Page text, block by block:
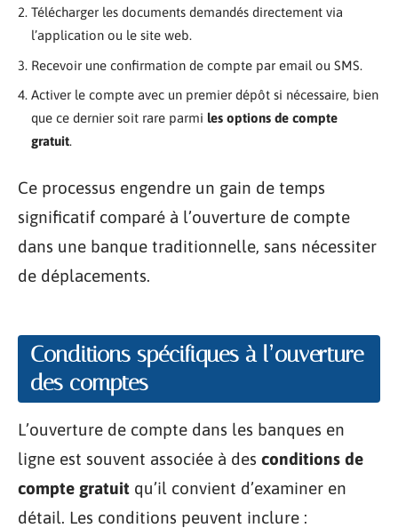
Télécharger les documents demandés directement via
l’application ou le site web.
Recevoir une confirmation de compte par email ou SMS.
Activer le compte avec un premier dépôt si nécessaire, bien
que ce dernier soit rare parmi les options de compte
gratuit.
Ce processus engendre un gain de temps
significatif comparé à l’ouverture de compte
dans une banque traditionnelle, sans nécessiter
de déplacements.
Conditions spécifiques à l’ouverture
des comptes
L’ouverture de compte dans les banques en
ligne est souvent associée à des conditions de
compte gratuit qu’il convient d’examiner en
détail. Les conditions peuvent inclure :